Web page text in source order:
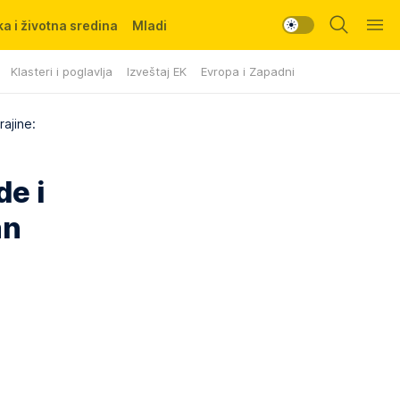
Klasteri i poglavlja Izveštaj EK Evropa i Zapadni Balkan
i životna sredina Mladi
i